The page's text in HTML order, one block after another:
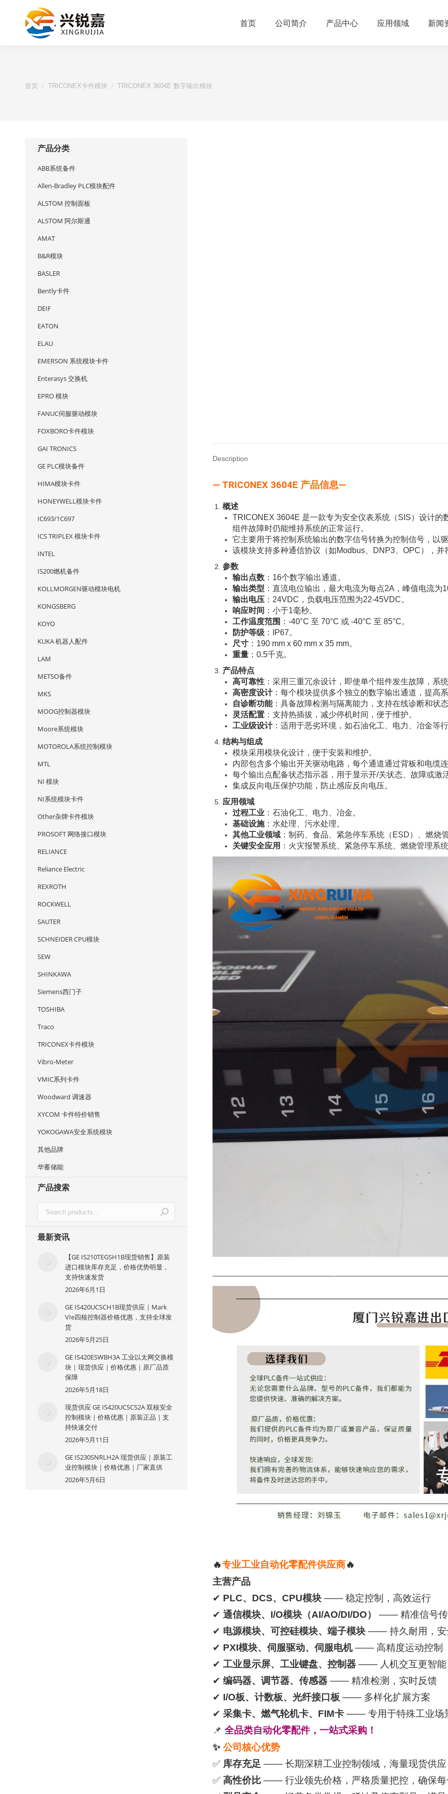
首页 公司简介 产品中心 应用领域 新闻
首页 TRICONEX卡件模块 TRICONEX 3604E 数字输出模块
Description
— TRICONEX 3604E 产品信息—
概述
TRICONEX 3604E 是一款专为安全仪表系统（SIS）设计
组件故障时仍能维持系统的正常运行。
它主要用于将控制系统输出的数字信号转换为控制信号，以
该模块支持多种通信协议（如Modbus、DNP3、OPC），并
参数
输出点数 ：16个数字输出通道。
输出类型 ：直流电位输出，最大电流为每点2A，峰值电流为
输出电压 ：24VDC，负载电压范围为22-45VDC。
响应时间 ：小于1毫秒。
工作温度范围 ：-40°C 至 70°C 或 -40°C 至 85°C。
防护等级 ：IP67。
尺寸 ：190 mm x 60 mm x 35 mm。
重量 ：0.5千克。
产品特点
高可靠性 ：采用三重冗余设计，即使单个组件发生故障，系
高密度设计：每个模块提供多个独立的数字输出通道，提高
自诊断功能：具备故障检测与隔离能力，支持在线诊断和状
灵活配置 ：支持热插拔，减少停机时间，便于维护。
工业级设计：适用于恶劣环境，如石油化工、电力、冶金等
结构与组成
模块采用模块化设计，便于安装和维护。
内部包含多个输出开关驱动电路，每个通道通过背板和电缆
每个输出点配备状态指示器，用于显示开/关状态、故障或激
集成反向电压保护功能，防止感应反向电压。
应用领域
过程工业 ：石油化工、电力、冶金。
基础设施：水处理、污水处理。
其他工业领域 ：制药、食品、紧急停车系统（ESD）、燃烧
关键安全应用 ：火灾报警系统、紧急停车系统、燃烧管理系
—————————————————-
🔥专业工业自动化零配件供应商🔥
主营产品
✔ PLC、DCS、CPU模块 —— 稳定控制，高效运行
✔ 通信模块、I/O模块（AI/AO/DI/DO）
—— 精准信号
✔ 电源模块、可控硅模块、端子模块 —— 持久耐用，安
✔ PXI模块、伺服驱动、伺服电机—— 高精度运动控制
✔ 工业显示屏、工业键盘、控制器 —— 人机交互更智能
✔ 编码器、调节器、传感器 —— 精准检测，实时反馈
✔ I/O板、计数板、光纤接口板 —— 多样化扩展方案
✔ 采集卡、燃气轮机卡、FIM卡 —— 专用于特殊工业场
📌 全品类自动化零配件，一站式采购！
✨ 公司核心优势
✅ 库存充足 —— 长期深耕工业控制领域，海量现货供应
✅ 高性价比 —— 行业领先价格，严格质量把控，确保每
产品分类
ABB系统备件
Allen-Bradley PLC模块配件
ALSTOM 控制面板
ALSTOM 阿尔斯通
AMAT
B&R模块
BASLER
Bently卡件
DEIF
EATON
ELAU
EMERSON 系统模块卡件
Enterasys 交换机
EPRO 模块
FANUC伺服驱动模块
FOXBORO卡件模块
GAI TRONICS
GE PLC模块备件
HIMA模块卡件
HONEYWELL模块卡件
IC693/1C697
ICS TRIPLEX 模块卡件
INTEL
IS200燃机备件
KOLLMORGEN驱动模块电机
KONGSBERG
KOYO
KUKA 机器人配件
LAM
METSO备件
MKS
MOOG控制器模块
Moore系统模块
MOTOROLA系统控制模块
MTL
NI 模块
NI系统模块卡件
Other杂牌卡件模块
PROSOFT 网络接口模块
RELIANCE
Reliance Electric
REXROTH
ROCKWELL
SAUTER
SCHNEIDER CPU模块
SEW
SHINKAWA
Siemens西门子
TOSHIBA
Traco
TRICONEX卡件模块
Vibro-Meter
VMIC系列卡件
Woodward 调速器
XYCOM 卡件特价销售
YOKOGAWA安全系统模块
其他品牌
华蓄储能
产品搜索
最新资讯
【GE IS210TEGSH1B现货销售】原装
进口模块库存充足，价格优势明显，
支持快速发货
2026年6月1日
GE IS420UCSCH1B现货供应｜Mark
VIe四核控制器价格优惠，支持全球发
货
2026年5月25日
GE IS420ESWBH3A 工业以太网交换模
块｜现货供应｜价格优惠｜原厂品质
保障
2026年5月18日
现货供应 GE IS420UCSCS2A 双核安全
控制模块｜价格优惠｜原装正品｜支
持快速交付
2026年5月11日
GE IS230SNRLH2A 现货供应｜原装工
业控制模块｜价格优惠｜厂家直供
2026年5月6日